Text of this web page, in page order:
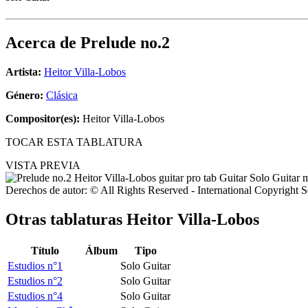
Acerca de Prelude no.2
Artista: Heitor Villa-Lobos
Género: Clásica
Compositor(es): Heitor Villa-Lobos
TOCAR ESTA TABLATURA
VISTA PREVIA
Derechos de autor: © All Rights Reserved - International Copyright
Otras tablaturas Heitor Villa-Lobos
Título Álbum
Tipo
Estudios n°1
Solo Guitar
Estudios n°2
Solo Guitar
Estudios n°4
Solo Guitar